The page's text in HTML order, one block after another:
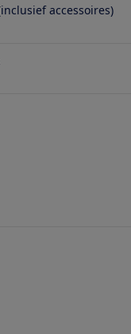
accessoires)